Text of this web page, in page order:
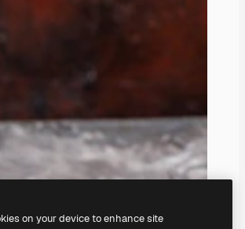
on your device to enhance site